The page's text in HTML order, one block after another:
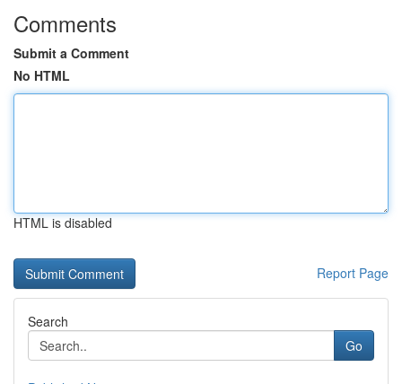
Comments
Submit a Comment
No HTML
HTML is disabled
Report Page
Search
Go